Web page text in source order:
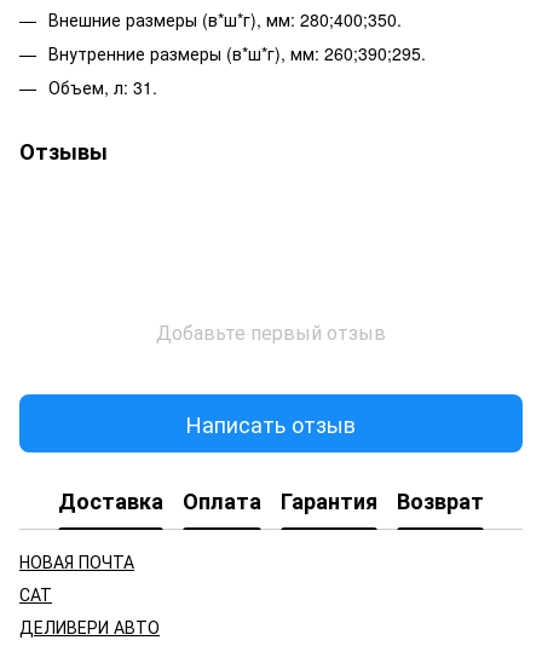
Внешние размеры (в*ш*г), мм: 280;400;350.
Внутренние размеры (в*ш*г), мм: 260;390;295.
Объем, л: 31.
Отзывы
Добавьте первый отзыв
Написать отзыв
Доставка Оплата Гарантия Возврат
НОВАЯ ПОЧТА
САТ
ДЕЛИВЕРИ АВТО